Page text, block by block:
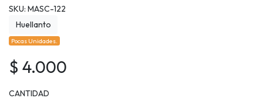
SKU: MASC-122
Huellanto
Pocas Unidades.
$ 4.000
CANTIDAD